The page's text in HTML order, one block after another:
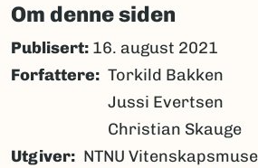
Om denne siden
Publisert: 16. august 2021
Forfattere
Torkild Bakken
Jussi Evertsen
Christian Skauge
Utgiver
NTNU